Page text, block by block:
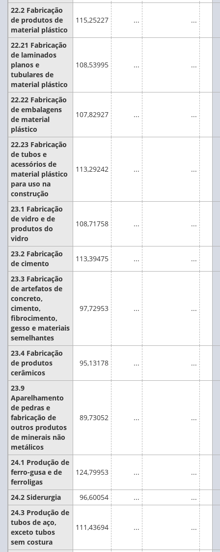
22.2 Fabricação
de produtos de
material plástico
115,25227 ... ...
22.21 Fabricação
de laminados
planos e
tubulares de
material plástico
108,53995 ... ...
22.22 Fabricação
de embalagens
de material
plástico
107,82927 ... ...
22.23 Fabricação
de tubos e
acessórios de
material plástico
para uso na
construção
113,29242 ... ...
23.1 Fabricação
de vidro e de
produtos do
vidro
108,71758 ... ...
23.2 Fabricação
de cimento
113,39475 ... ...
23.3 Fabricação
de artefatos de
concreto,
cimento,
fibrocimento,
gesso e materiais
semelhantes
97,72953 ... ...
23.4 Fabricação
de produtos
cerâmicos
95,13178 ... ...
23.9
Aparelhamento
de pedras e
fabricação de
outros produtos
de minerais não
metálicos
89,73052 ... ...
24.1 Produção de
ferro-gusa e de
ferroligas
124,79953 ... ...
24.2 Siderurgia 96,60054 ...
...
24.3 Produção de
tubos de aço,
exceto tubos
sem costura
111,43694 ... ...